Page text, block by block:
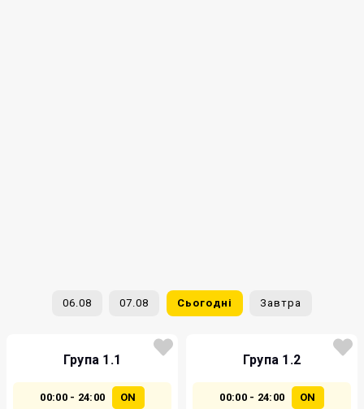
06.08 07.08 Сьогодні Завтра
Група 1.1
00:00 - 24:00 ON
Група 1.2
00:00 - 24:00 ON